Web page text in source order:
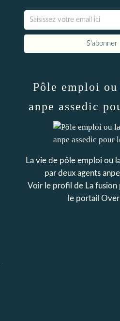
Pôle emploi
anpe assedic
La vie de pôle emploi ou
par deux agents
Voir le profil de La fusion
le portail